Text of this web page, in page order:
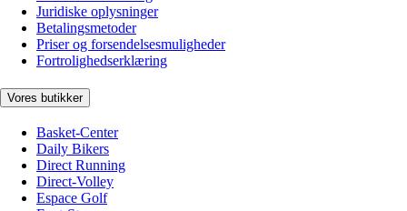
Juridiske oplysninger
Betalingsmetoder
Priser og forsendelsesmuligheder
Fortrolighedserklæring
Vores butikker
Basket-Center
Daily Bikers
Direct Running
Direct-Volley
Espace Golf